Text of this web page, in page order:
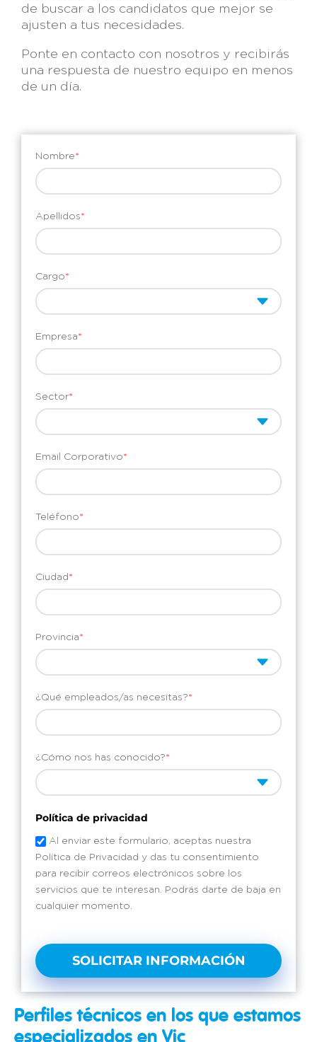
de buscar a los candidatos que mejor se
ajusten a tus necesidades.
Ponte en contacto con nosotros y recibirás
una respuesta de nuestro equipo en menos
de un día.
Nombre*
Apellidos*
Cargo*
Empresa*
Sector*
Email Corporativo*
Teléfono*
Ciudad*
Provincia*
¿Qué empleados/as necesitas?*
¿Cómo nos has conocido?*
Política de privacidad
Al enviar este formulario, aceptas nuestra
Política de Privacidad y das tu consentimiento
para recibir correos electrónicos sobre los
servicios que te interesan. Podrás darte de baja en
cualquier momento.
SOLICITAR INFORMACIÓN
Perfiles técnicos en los que estamos
especializados en Vic